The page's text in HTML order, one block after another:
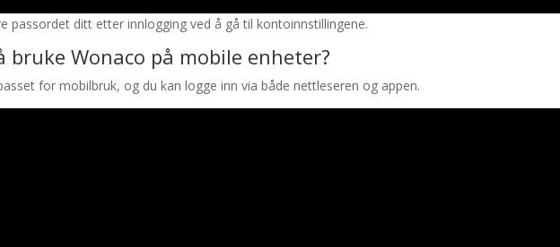
passordet ditt etter innlogging ved å gå til kontoinnstillingene.
bruke Wonaco på mobile enheter?
for mobilbruk, og du kan logge inn via både nettleseren og appen.